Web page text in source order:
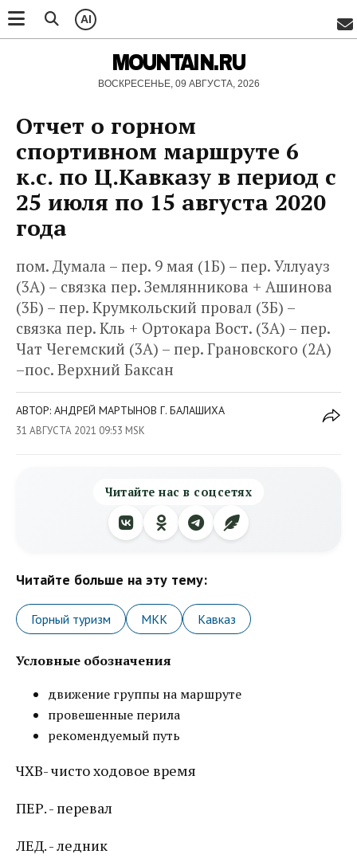
AI
MOUNTAIN.RU
ВОСКРЕСЕНЬЕ, 09 АВГУСТА, 2026
Отчет о горном
спортивном маршруте 6
к.с. по Ц.Кавказу в период с
25 июля по 15 августа 2020
года
пом. Думала – пер. 9 мая (1Б) – пер. Уллуауз
(3А) – связка пер. Землянникова + Ашинова
(3Б) – пер. Крумкольский провал (3Б) –
связка пер. Кль + Ортокара Вост. (3А) – пер.
Чат Чегемский (3А) – пер. Грановского (2А)
–пос. Верхний Баксан
АВТОР: АНДРЕЙ МАРТЫНОВ Г. БАЛАШИХА
31 АВГУСТА 2021 09:53 MSK
Читайте нас в соцсетях
Читайте больше на эту тему:
Горный туризм МКК Кавказ
Условные обозначения
движение группы на маршруте
провешенные перила
рекомендуемый путь
ЧХВ- чисто ходовое время
ПЕР. - перевал
ЛЕД. - ледник